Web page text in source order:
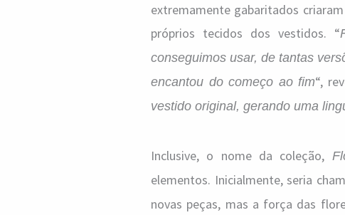
extremamente gabaritados
próprios tecidos dos vestidos. “
conseguimos usar, de tantas
encantou do começo ao fim“,
vestido original, gerando uma
Inclusive, o nome da coleção,
elementos. Inicialmente, seria
novas peças, mas a força das